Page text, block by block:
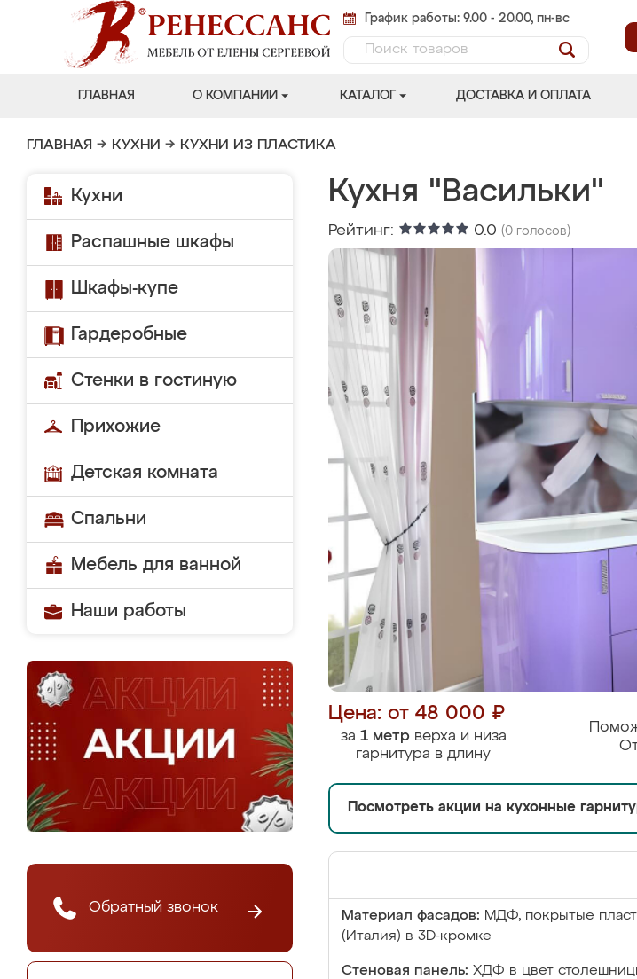
График работы: 9.00 - 20.00, пн-вс
ГЛАВНАЯ О КОМПАНИИ КАТАЛОГ ДОСТАВКА И ОПЛАТА
ГЛАВНАЯ → КУХНИ → КУХНИ ИЗ ПЛАСТИКА
Кухни
Распашные шкафы
Шкафы-купе
Гардеробные
Стенки в гостиную
Прихожие
Детская комната
Спальни
Мебель для ванной
Наши работы
Обратный звонок
Кухня "Васильки"
Рейтинг: 0.0 (0 голосов)
Цена: от 48 000 ₽
за 1 метрверха и низа
гарнитура в длину
Посмотреть акции на кухонные
Материал фасадов: МДФ, покрытые
(Италия) в 3D-кромке
Стеновая панель: ХДФ в цвет